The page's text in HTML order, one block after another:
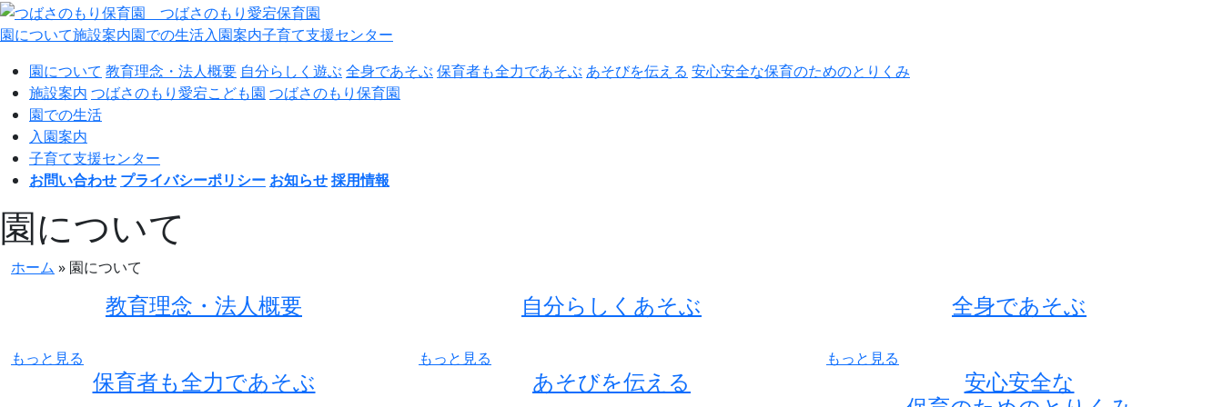
園について施設案内園での生活入園案内子育て支援センター
園について 教育理念・法人概要 自分らしく遊ぶ全身であそぶ保育者も全力であそぶ あそびを伝える 安心安全な保育のためのとりくみ
施設案内 つばさのもり愛宕こども園 つばさのもり保育園
園での生活
入園案内
子育て支援センター
お問い合わせ プライバシーポリシー お知らせ採用情報
園について
ホーム » 園について
教育理念・法人概要
もっと見る
自分らしくあそぶ
もっと見る
全身であそぶ
もっと見る
保育者も全力であそぶ あそびを伝える
安心安全な